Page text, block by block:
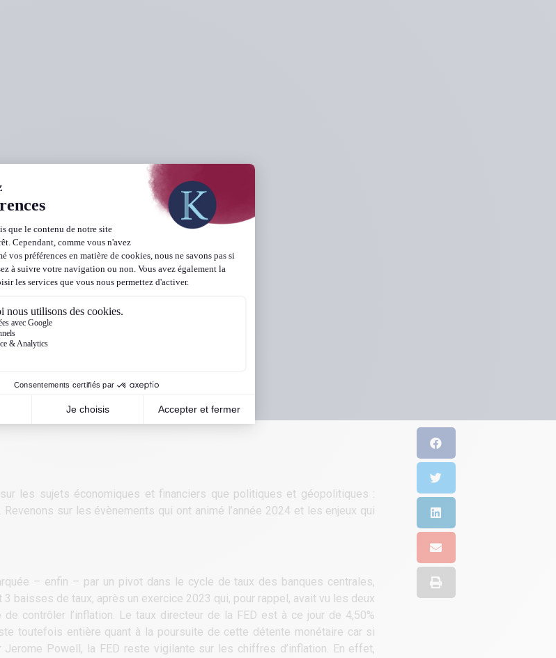
sur les sujets économiques et financiers que politiques et géopolitiques :
sur les évènements qui ont animé l’année 2024 et les enjeux qui
– enfin ­– par un pivot dans le cycle de taux des banques centrales,
baisses de taux, après un exercice 2023 qui, pour rappel, avait vu les deux
contrôler l’inflation. Le taux directeur de la FED est à ce jour de 4,50%
toutefois entière quant à la poursuite de cette détente monétaire car si
Powell, la FED reste vigilante sur les chiffres d’inflation. En effet,